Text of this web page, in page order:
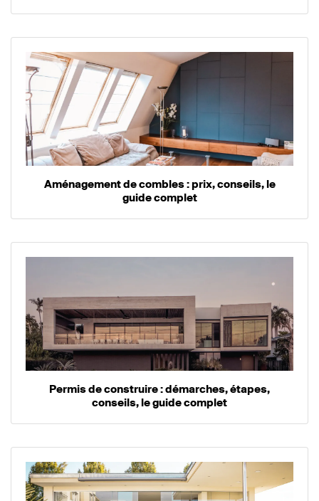
Aménagement de combles : prix, conseils, le
guide complet
Permis de construire : démarches, étapes,
conseils, le guide complet